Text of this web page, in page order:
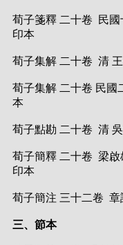
荀子箋釋 二十卷 民
印本
荀子集解 二十卷 清
荀子集解 二十卷 民國
本
荀子點勘 二十卷 清
荀子簡釋 二十卷 梁
印本
荀子簡注 三十二卷
三、節本